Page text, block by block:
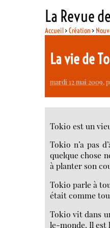
La Revue
Accueil>Création >
La vie de
mardi 12 mai 2009,
Tokio est un
Tokio n’a pas
quelque chose
à planter son
Tokio parle à
était comme
Tokio vit dans
le-monde. Il est